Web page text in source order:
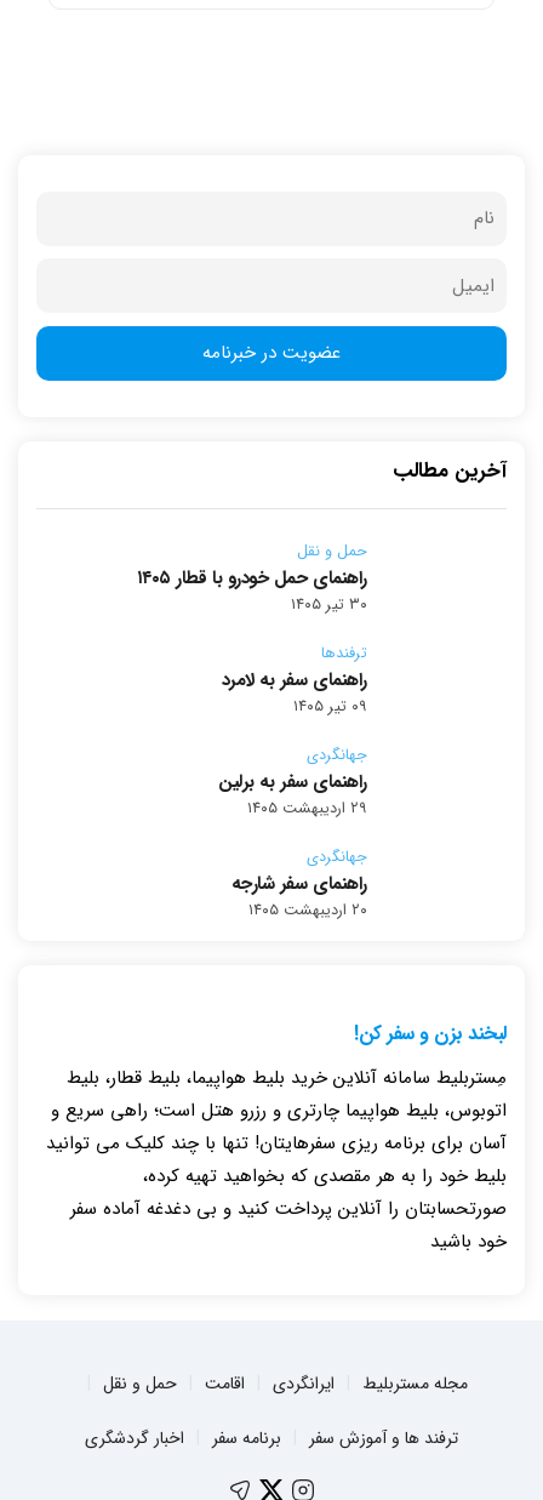
آخرین مطالب
حمل و نقل
راهنمای حمل خودرو با قطار ۱۴۰۵
۳۰ تیر ۱۴۰۵
ترفندها
راهنمای سفر به لامرد
۰۹ تیر ۱۴۰۵
جهانگردی
راهنمای سفر به برلین
۲۹ اردیبهشت ۱۴۰۵
جهانگردی
راهنمای سفر شارجه
۲۰ اردیبهشت ۱۴۰۵
لبخند بزن و سفر کن!
مِستربلیط سامانه آنلاین خرید بلیط هواپیما، بلیط قطار، بلیط
اتوبوس، بلیط هواپیما چارتری و رزرو هتل است؛ راهی سریع و
آسان برای برنامه ریزی سفرهایتان! تنها با چند کلیک می توانید
بلیط خود را به هر مقصدی که بخواهید تهیه کرده،
صورتحسابتان را آنلاین پرداخت کنید و بی دغدغه آماده سفر
خود باشید
مجله مستربلیط ایرانگردی اقامت حمل و نقل
ترفند ها و آموزش سفر برنامه سفر اخبار گردشگری